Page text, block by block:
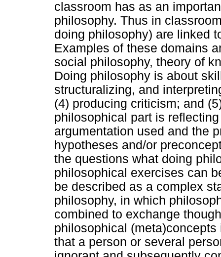
classroom has as an
philosophy. Thus in
doing philosophy) are linked
Examples of these domains
social philosophy, theory of
Doing philosophy is about
structuralizing, and
(4) producing criticism; and
philosophical part is
argumentation used and the
hypotheses and/or
the questions what doing
philosophical exercises can
be described as a complex
philosophy, in which
combined to exchange
philosophical
that a person or several